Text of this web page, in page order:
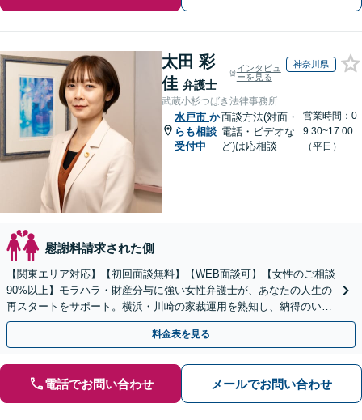
太田 彩
佳 弁護士
インタビュ
ーを見る
神奈川県
武蔵小杉つばき法律事務所
水戸市 か
らも相談
受付中
面談方法(対面・
電話・ビデオな
ど)は応相談
営業時間：0
9:30~17:00
（平日）
慰謝料請求された側
【関東エリア対応】【初回面談無料】【WEB面談可】【女性のご相談
90%以上】モラハラ・財産分与に強い女性弁護士が、あなたの人生の
再スタートをサポート。横浜・川崎の家裁運用を熟知し、納得のいく
解決へ。まずは一人で抱え込まずにご相談ください。
料金表を見る
電話でお問い合わせ メールでお問い合わせ